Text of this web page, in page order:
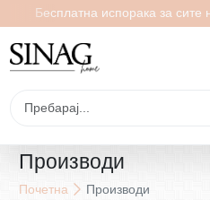
Бесплатна испорака за сите
Производи
Почетна Производи